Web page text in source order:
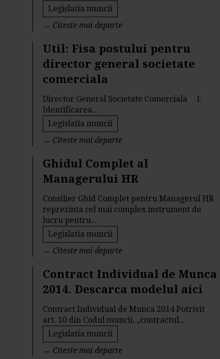
Legislatia muncii
→ Citeste mai departe
Util: Fisa postului pentru
director general societate
comerciala
Director General Societate Comerciala I.
Identificarea...
Legislatia muncii
→ Citeste mai departe
Ghidul Complet al
Managerului HR
Consilier Ghid Complet pentru Managerul HR
reprezinta cel mai complex instrument de
lucru pentru...
Legislatia muncii
→ Citeste mai departe
Contract Individual de Munca
2014. Descarca modelul aici
Contract Individual de Munca 2014 Potrivit
art. 10 din Codul muncii, „contractul...
Legislatia muncii
→ Citeste mai departe